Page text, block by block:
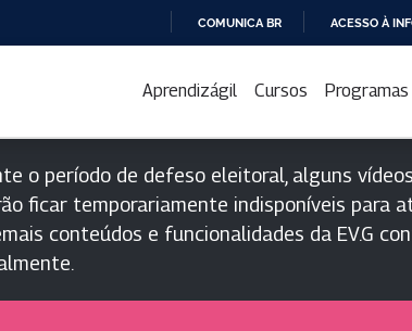
PARA
CONTEÚDO
COMUNICA BR ACESSO À
Aprendizágil Cursos Programas
o período de defeso eleitoral, alguns
ficar temporariamente indisponíveis para
conteúdos e funcionalidades da EV.G